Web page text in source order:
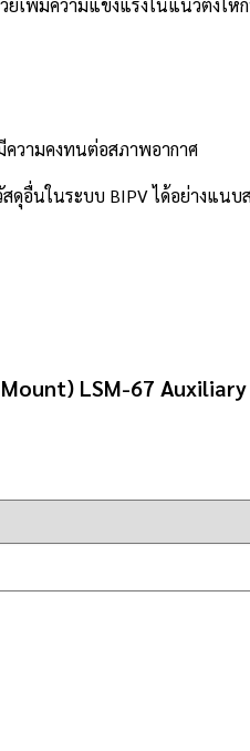
วามคงทนต่อสภาพอากาศ
ดุอื่นในระบบ BIPV ได้อย่างแนบ
LSM-67 Auxiliary